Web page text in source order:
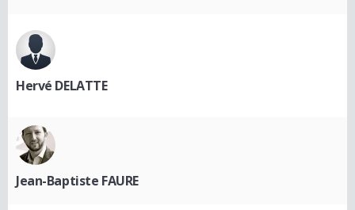
Hervé DELATTE
Jean-Baptiste FAURE